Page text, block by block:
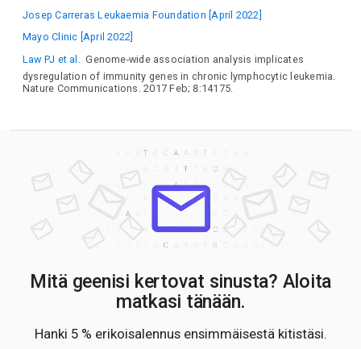
Josep Carreras Leukaemia Foundation [April 2022]
Mayo Clinic [April 2022]
Law PJ et al.
Genome-wide association analysis implicates
dysregulation of immunity genes in chronic lymphocytic leukemia.
Nature Communications. 2017 Feb; 8:14175.
Mitä geenisi kertovat sinusta? Aloita
matkasi tänään.
Hanki 5 % erikoisalennus ensimmäisestä kitistäsi.